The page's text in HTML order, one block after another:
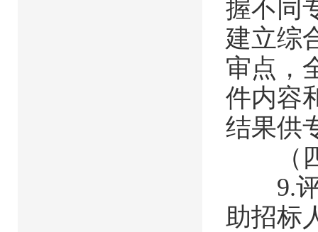
握不同
建立综
审点，
件内容
结果供
（四
9.评
助招标